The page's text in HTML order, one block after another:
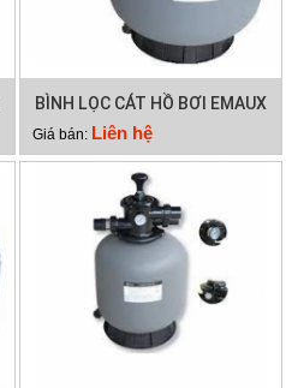
BÌNH LỌC CÁT HỒ BƠI EMAUX
SP650
Giá bán: Liên hệ